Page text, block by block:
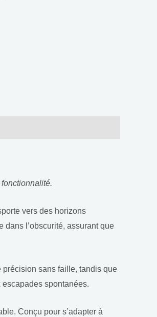
vers des horizons
l’obscurité, assurant que
précision sans faille, tandis que
escapades spontanées.
Conçu pour s’adapter à